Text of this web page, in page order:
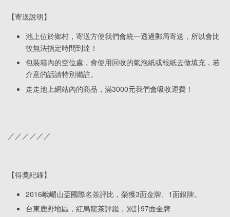
【寄送說明】
池上位於鄉村，寄送方便我們會統一透過郵局寄送，所以會比
較無法指定時間到達！
包裝箱內的空位處，會使用回收的氣泡紙或報紙去做填充，若
介意的話請特別備註。
走走池上網站內的商品，滿3000元我們會吸收運費！
／／／／／／
【得獎紀錄】
2016峨嵋山盃國際名茶評比，榮獲3面金牌、1面銀牌。
台東鹿野地區，紅烏龍茶評鑑，累計97面金牌